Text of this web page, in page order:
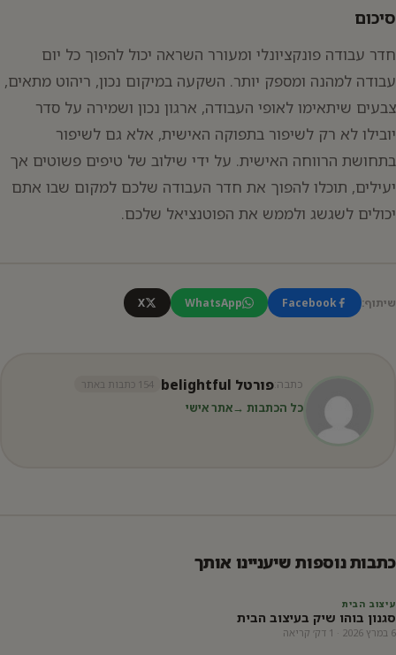
סיכום
חדר עבודה פונקציונלי ומעורר השראה יכול להפוך כל יום
עבודה למהנה ומספק יותר. השקעה במיקום נכון, ריהוט מתאים,
צבעים שיתאימו לאופי העבודה, ארגון נכון ושמירה על סדר
יובילו לא רק לשיפור בתפוקה האישית, אלא גם לשיפור
בתחושת הרווחה האישית. על ידי שילוב של טיפים פשוטים אך
יעילים, תוכלו להפוך את חדר העבודה שלכם למקום שבו אתם
יכולים לשגשג ולממש את הפוטנציאל שלכם.
שיתוף: Facebook
WhatsApp
X
כתבה:פורטל belightful 154 כתבות באתר
כל הכתבות →אתר אישי
כתבות נוספות שיעניינו אותך
עיצוב הבית
סגנון בוהו שיק בעיצוב הבית
6 במרץ 2026 · 1 דק׳ קריאה